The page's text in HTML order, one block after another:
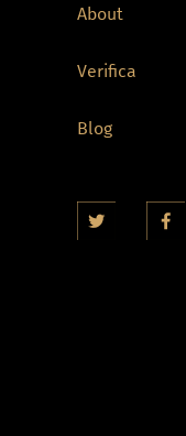
About
Verifica
Blog